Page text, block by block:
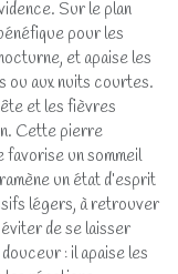
Sur le plan
pour les
et apaise les
ou aux nuits courtes.
et les fièvres
Cette pierre
un sommeil
un état d’esprit
légers, à retrouver
de se laisser
: il apaise les